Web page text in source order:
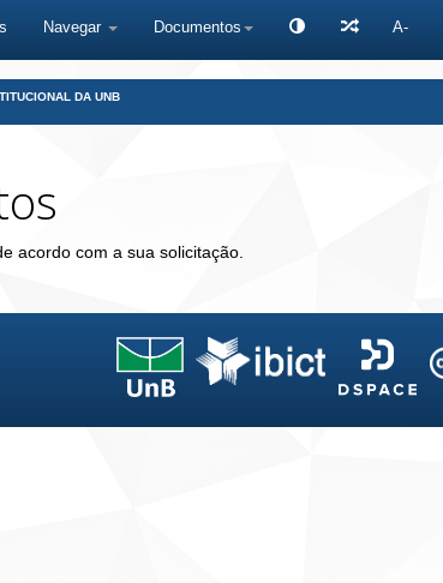
Navegar Documentos A-
DA UNB
acordo com a sua solicitação.